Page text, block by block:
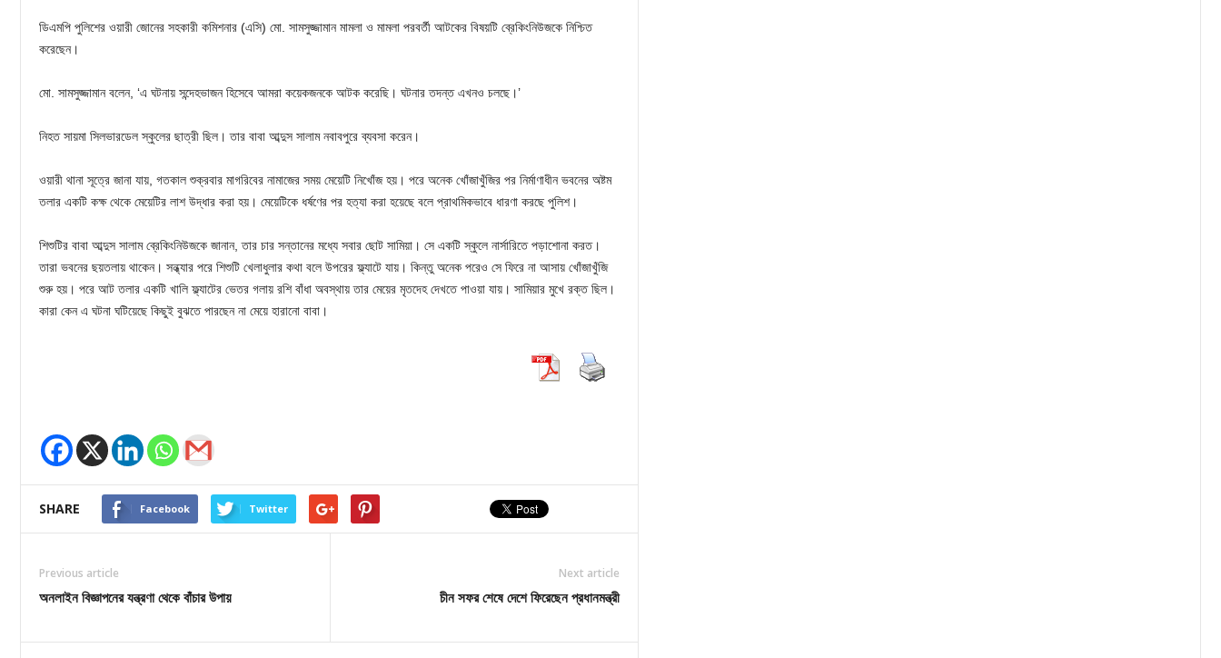
ডিএমপি পুলিশের ওয়ারী জোনের সহকারী কমিশনার (এসি) মো. সামসুজ্জামান মামলা ও মামলা পরবর্তী আটকের বিষয়টি ব্রেকিংনিউজকে নিশ্চিত
করেছেন।
মো. সামসুজ্জামান বলেন, ‘এ ঘটনায় সন্দেহভাজন হিসেবে আমরা কয়েকজনকে আটক করেছি। ঘটনার তদন্ত এখনও চলছে।’
নিহত সায়মা সিলভারডেল স্কুলের ছাত্রী ছিল। তার বাবা আব্দুস সালাম নবাবপুরে ব্যবসা করেন।
ওয়ারী থানা সূত্রে জানা যায়, গতকাল শুক্রবার মাগরিবের নামাজের সময় মেয়েটি নিখোঁজ হয়। পরে অনেক খোঁজাখুঁজির পর নির্মাণাধীন ভবনের অষ্টম
তলার একটি কক্ষ থেকে মেয়েটির লাশ উদ্ধার করা হয়। মেয়েটিকে ধর্ষণের পর হত্যা করা হয়েছে বলে প্রাথমিকভাবে ধারণা করছে পুলিশ।
শিশুটির বাবা আব্দুস সালাম ব্রেকিংনিউজকে জানান, তার চার সন্তানের মধ্যে সবার ছোট সামিয়া। সে একটি স্কুলে নার্সারিতে পড়াশোনা করত।
তারা ভবনের ছয়তলায় থাকেন। সন্ধ্যার পরে শিশুটি খেলাধুলার কথা বলে উপরের ফ্ল্যাটে যায়। কিন্তু অনেক পরেও সে ফিরে না আসায় খোঁজাখুঁজি
শুরু হয়। পরে আট তলার একটি খালি ফ্ল্যাটের ভেতর গলায় রশি বাঁধা অবস্থায় তার মেয়ের মৃতদেহ দেখতে পাওয়া যায়। সামিয়ার মুখে রক্ত ছিল।
কারা কেন এ ঘটনা ঘটিয়েছে কিছুই বুঝতে পারছেন না মেয়ে হারানো বাবা।
SHARE Facebook Twitter
Previous article
অনলাইন বিজ্ঞাপনের যন্ত্রণা থেকে বাঁচার উপায়
Next article
চীন সফর শেষে দেশে ফিরেছেন প্রধানমন্ত্রী